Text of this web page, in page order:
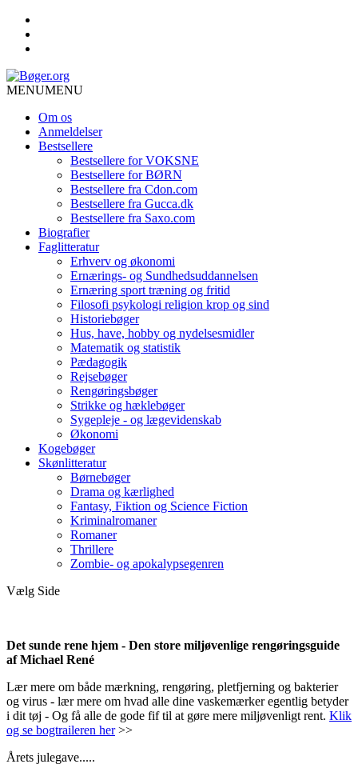
MENUMENU
Om os
Anmeldelser
Bestsellere
Bestsellere for VOKSNE
Bestsellere for BØRN
Bestsellere fra Cdon.com
Bestsellere fra Gucca.dk
Bestsellere fra Saxo.com
Biografier
Faglitteratur
Erhverv og økonomi
Ernærings- og Sundhedsuddannelsen
Ernæring sport træning og fritid
Filosofi psykologi religion krop og sind
Historiebøger
Hus, have, hobby og nydelsesmidler
Matematik og statistik
Pædagogik
Rejsebøger
Rengøringsbøger
Strikke og hæklebøger
Sygepleje - og lægevidenskab
Økonomi
Kogebøger
Skønlitteratur
Børnebøger
Drama og kærlighed
Fantasy, Fiktion og Science Fiction
Kriminalromaner
Romaner
Thrillere
Zombie- og apokalypsegenren
Vælg Side
Det sunde rene hjem - Den store miljøvenlige rengøringsguide
af Michael René
Lær mere om både mærkning, rengøring, pletfjerning og bakterier
og virus - lær mere om hvad alle dine vaskemærker egentlig betyder
i dit tøj - Og få alle de gode fif til at gøre mere miljøvenligt rent. Klik
og se bogtraileren her>>
Årets julegave.....